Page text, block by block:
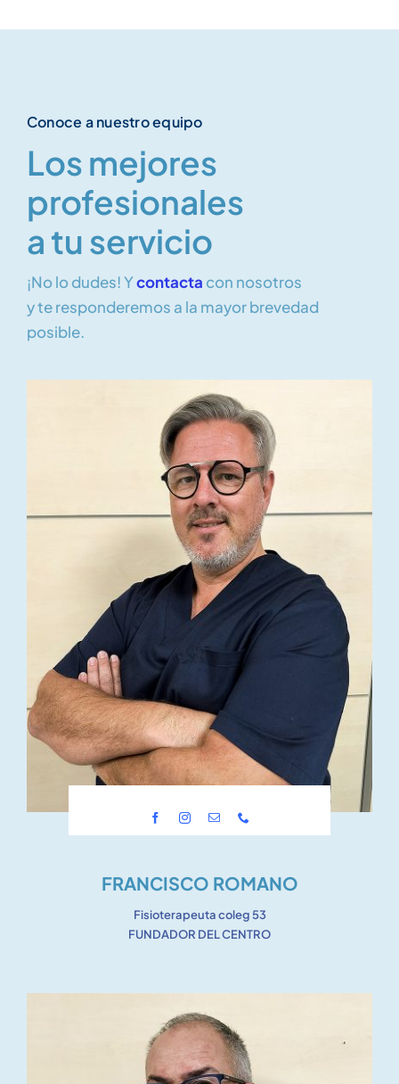
Conoce a nuestro equipo
Los mejores
profesionales
a tu servicio
¡No lo dudes! Ycontacta con nosotros
y te responderemos a la mayor brevedad
posible.
FRANCISCO ROMANO
Fisioterapeuta coleg 53
FUNDADOR DEL CENTRO